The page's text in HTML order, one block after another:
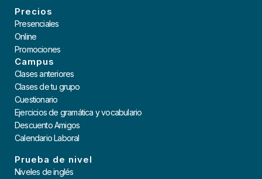
Precios
Presenciales
Online
Promociones
Campus
Clases anteriores
Clases de tu grupo
Cuestionario
Ejercicios de gramática y vocabulario
Descuento Amigos
Calendario Laboral
Prueba de nivel
Niveles de inglés